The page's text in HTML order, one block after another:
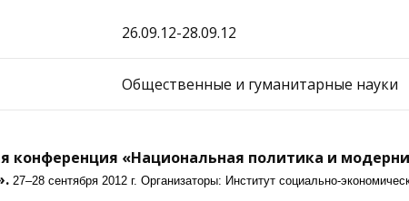
26.09.12-28.09.12
Общественные и гуманитарные науки
конференция «Национальная политика и
27–28 сентября 2012 г. Организаторы: Институт социально-